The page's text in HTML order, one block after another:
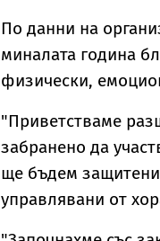
По данни на
миналата година
физически,
"Приветстваме
забранено да
ще бъдем
управлявани от